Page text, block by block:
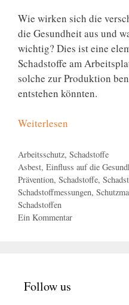
Wie wirken sich die
die Gesundheit aus und
wichtig? Dies ist eine
Schadstoffe am
solche zur Produktion
entstehen könnten.
Weiterlesen
Kategorien
Arbeitsschutz, Schadstoffe
Schlagwörter
Asbest, Einfluss auf die
Prävention, Schadstoffe,
Schadstoffmessungen,
Schadstoffen
Ein Kommentar
Follow us